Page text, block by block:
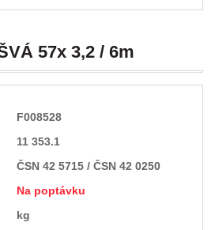
57x 3,2 / 6m
F008528
11 353.1
ČSN 42 5715 / ČSN 42 0250
Na poptávku
kg